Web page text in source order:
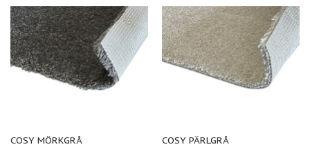
COSY MÖRKGRÅ
COSY PÄRLGRÅ